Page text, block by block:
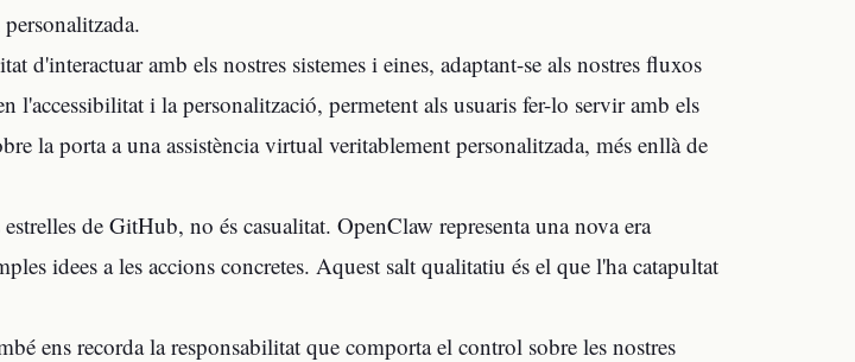
d'interactuar amb els nostres sistemes i eines, adaptant-se als nostres fluxos
l'accessibilitat i la personalització, permetent als usuaris fer-lo servir amb els
la porta a una assistència virtual veritablement personalitzada, més enllà de
de GitHub, no és casualitat. OpenClaw representa una nova era
idees a les accions concretes. Aquest salt qualitatiu és el que l'ha catapultat
ens recorda la responsabilitat que comporta el control sobre les nostres